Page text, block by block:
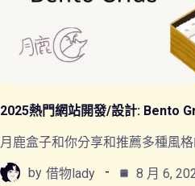
2025熱門網站開發/設計: Bento
月鹿盒子和你分享和推薦多種風格
by 借物lady 8 月 6,